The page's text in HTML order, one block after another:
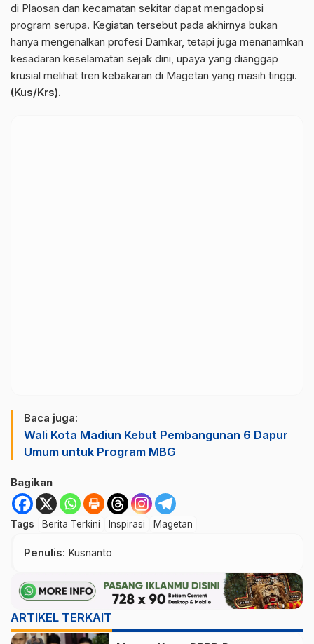
di Plaosan dan kecamatan sekitar dapat mengadopsi
program serupa. Kegiatan tersebut pada akhirnya bukan
hanya mengenalkan profesi Damkar, tetapi juga menanamkan
kesadaran keselamatan sejak dini, upaya yang dianggap
krusial melihat tren kebakaran di Magetan yang masih tinggi.
(Kus/Krs).
Baca juga:
Wali Kota Madiun Kebut Pembangunan 6 Dapur
Umum untuk Program MBG
Bagikan
Tags Berita Terkini Inspirasi Magetan
Penulis: Kusnanto
ARTIKEL TERKAIT